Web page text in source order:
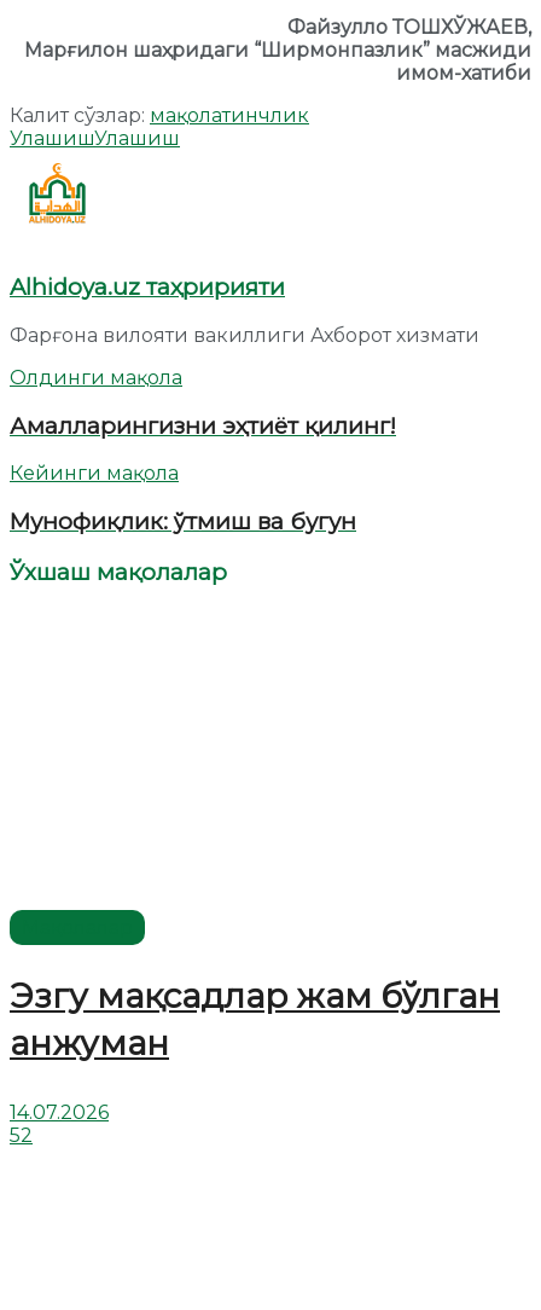
Файзулло ТОШХЎЖАЕВ,
Марғилон шаҳридаги “Ширмонпазлик” масжиди
имом-хатиби
Калит сўзлар: мақолатинчлик
УлашишУлашиш
Alhidoya.uz таҳририяти
Фарғона вилояти вакиллиги Ахборот хизмати
Олдинги мақола
Амалларингизни эҳтиёт қилинг!
Кейинги мақола
Мунофиқлик: ўтмиш ва бугун
Ўхшаш мақолалар
Эзгу мақсадлар жам бўлган
анжуман
14.07.2026
52